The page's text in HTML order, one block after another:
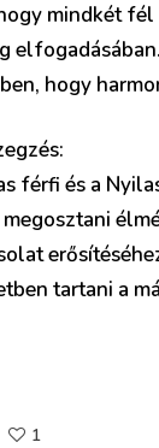
mindkét fél
hogy
férfi és a
tartani a
1